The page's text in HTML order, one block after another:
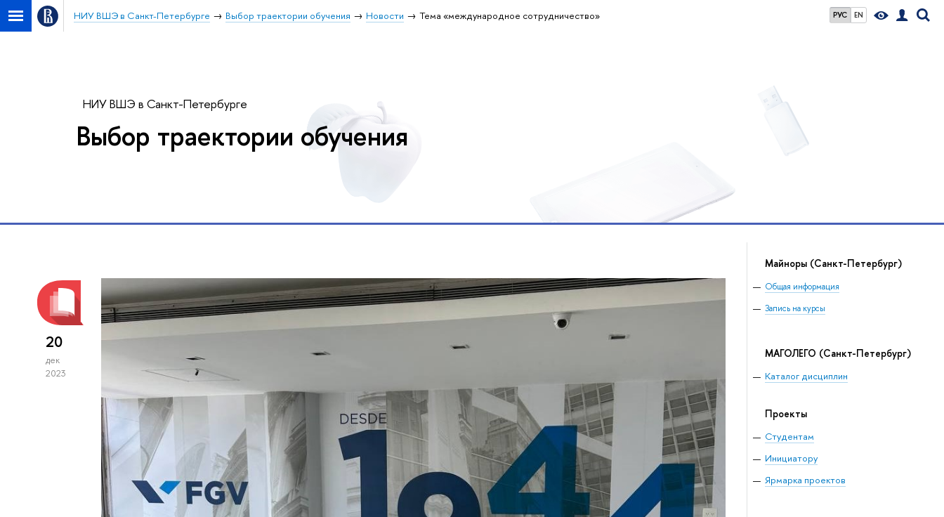
РУС EN
НИУ ВШЭ в Санкт-Петербурге Выбор траектории обучения Новости Тема «международное сотрудничество»
НИУ ВШЭ в Санкт-Петербурге
Выбор траектории обучения
Майноры (Санкт-Петербург)
Общая информация
Запись на курсы
МАГОЛЕГО (Санкт-Петербург)
Каталог дисциплин
Проекты
Студентам
Инициатору
Ярмарка проектов
20
дек
2023